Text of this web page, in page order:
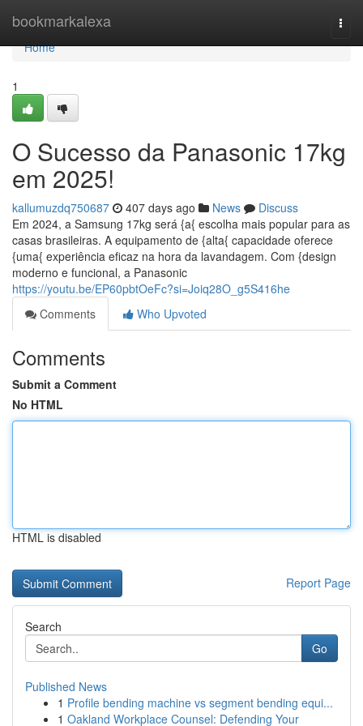
bookmarkalexa
Home
Home
1
O Sucesso da Panasonic 17kg
em 2025!
kallumuzdq750687 407 days ago News
Discuss
Em 2024, a Samsung 17kg será {a{ escolha mais popular para as
casas brasileiras. A equipamento de {alta{ capacidade oferece
{uma{ experiência eficaz na hora da lavandagem. Com {design
moderno e funcional, a Panasonic
https://youtu.be/EP60pbtOeFc?si=Joiq28O_g5S416he
Comments
Who Upvoted
Comments
Submit a Comment
No HTML
HTML is disabled
Report Page
Search
Go
Published News
1 Profile bending machine vs segment bending equi...
1 Oakland Workplace Counsel: Defending Your